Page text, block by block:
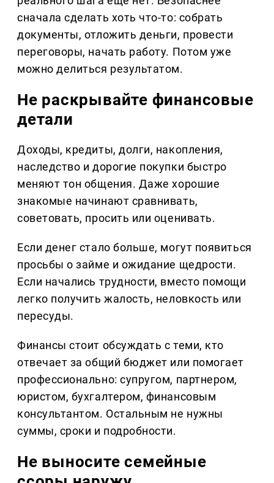
сначала сделать хоть что-то: собрать
документы, отложить деньги, провести
переговоры, начать работу. Потом уже
можно делиться результатом.
Не раскрывайте финансовые
детали
Доходы, кредиты, долги, накопления,
наследство и дорогие покупки быстро
меняют тон общения. Даже хорошие
знакомые начинают сравнивать,
советовать, просить или оценивать.
Если денег стало больше, могут появиться
просьбы о займе и ожидание щедрости.
Если начались трудности, вместо помощи
легко получить жалость, неловкость или
пересуды.
Финансы стоит обсуждать с теми, кто
отвечает за общий бюджет или помогает
профессионально: супругом, партнером,
юристом, бухгалтером, финансовым
консультантом. Остальным не нужны
суммы, сроки и подробности.
Не выносите семейные